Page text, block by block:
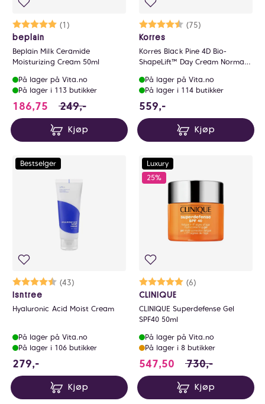
Karakter:
(1)
5.0 av 5 mulige
beplain
Beplain Milk Ceramide
Moisturizing Cream 50ml
På lager på Vita.no
På lager i 113 butikker
186,75 186.75 i stedet for 249 NOK, du sparer 62.25
249,-
Kjøp
Karakter:
(75)
4.7 av 5 mulige
Korres
Korres Black Pine 4D Bio-
ShapeLift™ Day Cream Normal-
På lager på Vita.no
På lager i 114 butikker
559,-
Kjøp
Bestselger
Karakter:
(43)
4.6 av 5 mulige
Isntree
Hyaluronic Acid Moist Cream
På lager på Vita.no
På lager i 106 butikker
279,-
Kjøp
Luxury
25%
Karakter:
(6)
5.0 av 5 mulige
CLINIQUE
CLINIQUE Superdefense Gel
SPF40 50ml
På lager på Vita.no
På lager i 8 butikker
547,50 547.5 i stedet for
730,-
Kjøp